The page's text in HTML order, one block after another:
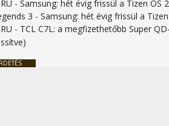
-Samsung: hét évig frissül a Tizen OS
3 -Samsung: hét évig frissül a
- TCL C7L: a megfizethetőbb Super